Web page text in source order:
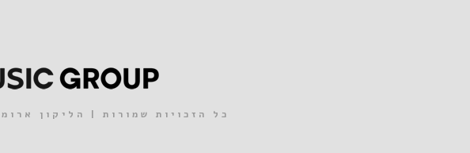
כל הזכויות שמורות | הליקון ארומה